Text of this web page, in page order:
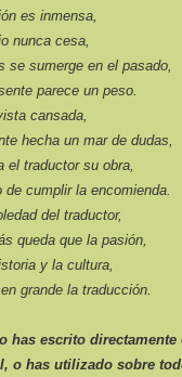
es inmensa,
nunca cesa,
se sumerge en el pasado,
parece un peso.
cansada,
hecha un mar de dudas,
el traductor su obra,
de cumplir la encomienda.
del traductor,
queda que la pasión,
y la cultura,
grande la traducción.
has escrito directamente
o has utilizado sobre